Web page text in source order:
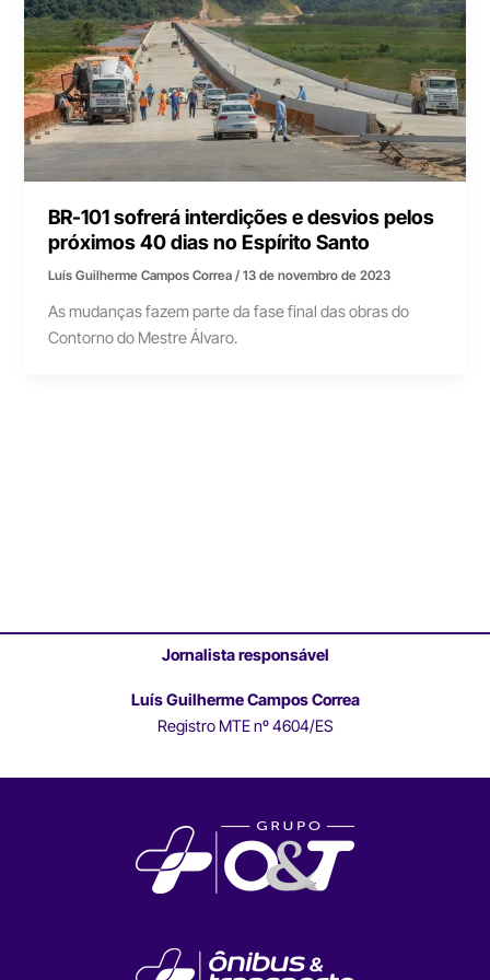
BR-101 sofrerá interdições e desvios pelos
próximos 40 dias no Espírito Santo
Luís Guilherme Campos Correa/13 de novembro de 2023
As mudanças fazem parte da fase final das obras do
Contorno do Mestre Álvaro.
Jornalista responsável
Luís Guilherme Campos Correa
Registro MTE nº 4604/ES